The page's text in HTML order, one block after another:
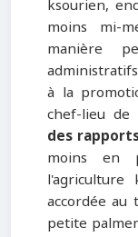
moins mi-
manière
à la
chef-lieu de
des
moins en
accordée
petite